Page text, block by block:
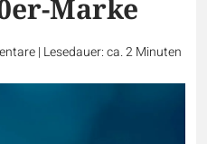
Marke
| Lesedauer: ca. 2 Minuten